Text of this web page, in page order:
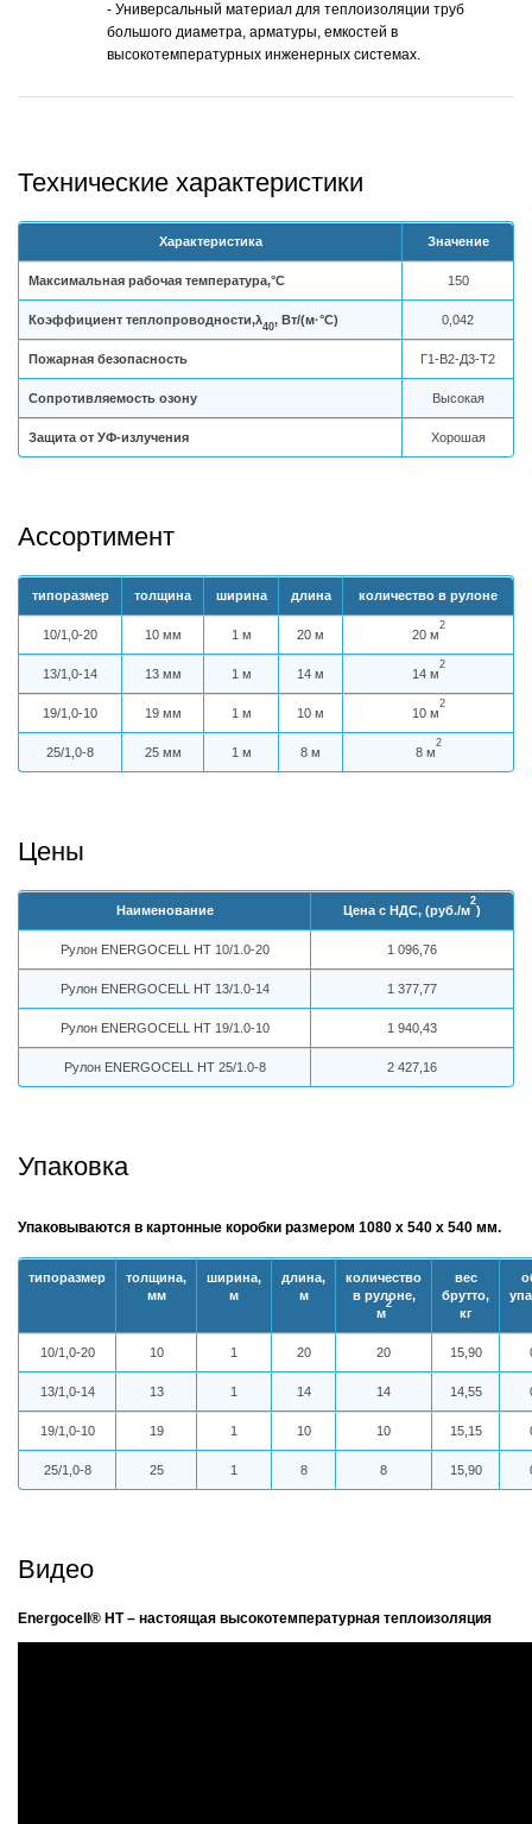
- Универсальный материал для теплоизоляции труб
большого диаметра, арматуры, емкостей в
высокотемпературных инженерных системах.
Технические характеристики
Характеристика Значение
Максимальная рабочая температура,°С 150
Коэффициент теплопроводности,λ
40
, Вт/(м·°С) 0,042
Пожарная безопасность Г1-В2-Д3-Т2
Сопротивляемость озону Высокая
Защита от УФ-излучения Хорошая
Ассортимент
типоразмер толщина ширина длина количество в рулоне
10/1,0-20 10 мм 1 м 20 м 20 м
2
13/1,0-14 13 мм 1 м 14 м 14 м
2
19/1,0-10 19 мм 1 м 10 м 10 м
2
25/1,0-8 25 мм 1 м 8 м 8 м
2
Цены
Наименование Цена с НДС, (руб./м
2
)
Рулон ENERGOCELL НТ 10/1.0-20 1 096,76
Рулон ENERGOCELL НТ 13/1.0-14 1 377,77
Рулон ENERGOCELL НТ 19/1.0-10 1 940,43
Рулон ENERGOCELL НТ 25/1.0-8 2 427,16
Упаковка
Упаковываются в картонные коробки размером 1080 х 540 х 540 мм.
типоразмер
толщина,
мм
ширина,
м
длина,
м
количество
в рулоне,
м
2
вес
брутто,
кг
10/1,0-20 10 1 20 20 15,90
13/1,0-14 13 1 14 14 14,55
19/1,0-10 19 1 10 10 15,15
25/1,0-8 25 1 8 8 15,90
Видео
Energocell® HT – настоящая высокотемпературная теплоизоляция